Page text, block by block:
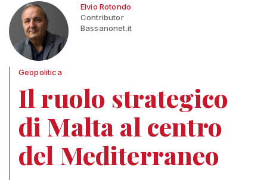
Elvio Rotondo
Contributor
Bassanonet.it
Geopolitica
Il ruolo strategico
di Malta al centro
del Mediterraneo